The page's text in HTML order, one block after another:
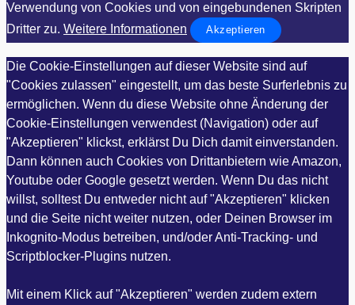
Verwendung von Cookies und von eingebundenen Skripten
Dritter zu. Weitere Informationen Akzeptieren
Die Cookie-Einstellungen auf dieser Website sind auf
"Cookies zulassen" eingestellt, um das beste Surferlebnis zu
ermöglichen. Wenn du diese Website ohne Änderung der
Cookie-Einstellungen verwendest (Navigation) oder auf
"Akzeptieren" klickst, erklärst Du Dich damit einverstanden.
Dann können auch Cookies von Drittanbietern wie Amazon,
Youtube oder Google gesetzt werden. Wenn Du das nicht
willst, solltest Du entweder nicht auf "Akzeptieren" klicken
und die Seite nicht weiter nutzen, oder Deinen Browser im
Inkognito-Modus betreiben, und/oder Anti-Tracking- und
Scriptblocker-Plugins nutzen.
Mit einem Klick auf "Akzeptieren" werden zudem extern